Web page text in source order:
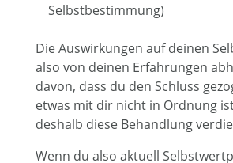
Selbstbestimmung)
Die Auswirkungen auf deinen
also von deinen Erfahrungen
davon, dass du den Schluss
etwas mit dir nicht in Ordnung
deshalb diese Behandlung
Wenn du also aktuell